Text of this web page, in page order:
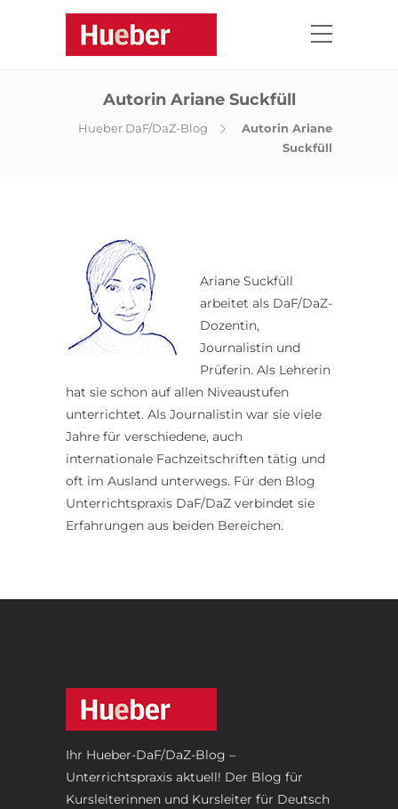
Autorin Ariane Suckfüll
Hueber DaF/DaZ-Blog
Autorin Ariane
Suckfüll
Ariane Suckfüll
arbeitet als DaF/DaZ-
Dozentin,
Journalistin und
Prüferin. Als Lehrerin
hat sie schon auf allen Niveaustufen
unterrichtet. Als Journalistin war sie viele
Jahre für verschiedene, auch
internationale Fachzeitschriften tätig und
oft im Ausland unterwegs. Für den Blog
Unterrichtspraxis DaF/DaZ verbindet sie
Erfahrungen aus beiden Bereichen.
Ihr Hueber-DaF/DaZ-Blog –
Unterrichtspraxis aktuell! Der Blog für
Kursleiterinnen und Kursleiter für Deutsch